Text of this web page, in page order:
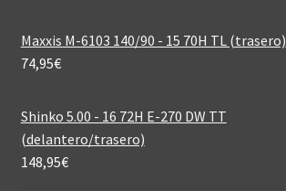
Maxxis M-6103 140/90 - 15 70H TL (trasero)
74,95€
Shinko 5.00 - 16 72H E-270 DW TT
(delantero/trasero)
148,95€